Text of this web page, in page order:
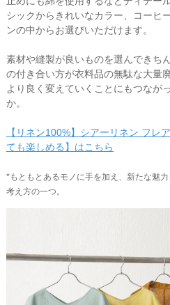
シックからきれいなカラー、コーヒ
ンの中からお選びいただけます。
素材や縫製が良いものを選んできち
の付き合い方が衣料品の無駄な大量
より良く変えていくことにもつなが
か。
【リネン100%】シアーリネン フレ
ても楽しめる】はこちら
*もともとあるモノに手を加え、新たな魅
考え方の一つ。